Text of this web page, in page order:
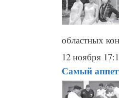
областных
12 ноября
Самый